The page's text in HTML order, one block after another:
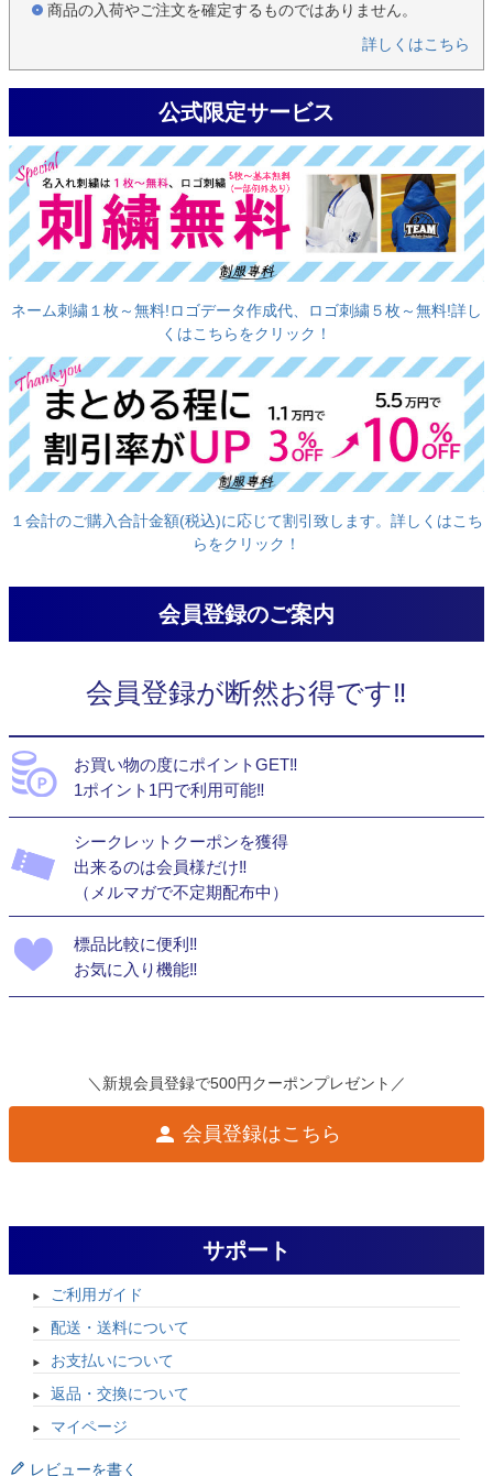
商品の入荷やご注文を確定するものではありません。
詳しくはこちら
公式限定サービス
ネーム刺繍１枚～無料!ロゴデータ作成代、ロゴ刺繍５枚～無料!詳し
くはこちらをクリック！
１会計のご購入合計金額(税込)に応じて割引致します。詳しくはこち
らをクリック！
会員登録のご案内
会員登録が断然お得です‼
お買い物の度にポイントGET‼
1ポイント1円で利用可能‼
シークレットクーポンを獲得
出来るのは会員様だけ‼
（メルマガで不定期配布中）
標品比較に便利‼
お気に入り機能‼
＼新規会員登録で500円クーポンプレゼント／
会員登録はこちら
サポート
ご利用ガイド
配送・送料について
お支払いについて
返品・交換について
マイページ
レビューを書く